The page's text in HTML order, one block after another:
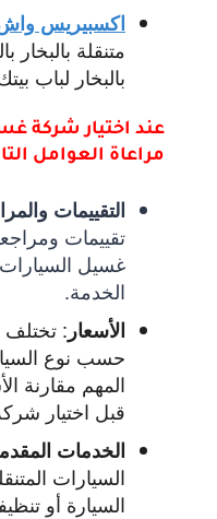
اكسبيريس واش
متنقلة
بالبخار لباب
عند اختيار شركة
مراعاة العوامل
التقييمات
تقييمات
غسيل السيارات
الخدمة.
الأسعار : تختلف
حسب نوع
المهم مقارنة
قبل اختيار
الخدمات
السيارات
السيارة أو